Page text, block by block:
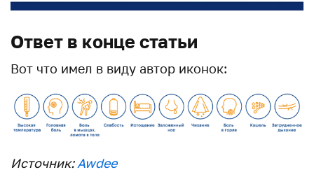
Ответ в конце статьи
Вот что имел в виду автор иконок:
Источник:Awdee